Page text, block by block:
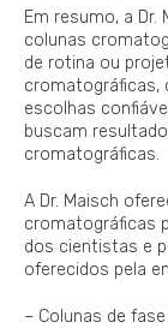
Em resumo, a
colunas
de rotina ou
cromatográficas,
escolhas
buscam
cromatográficas.
A Dr. Maisch
cromatográficas
dos cientistas e
oferecidos pela
– Colunas de